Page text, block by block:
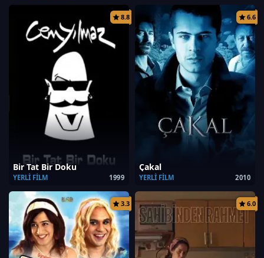
8.8
Bir Tat Bir Doku
1999
YERLI FILM
6.6
Çakal
2010
YERLI FILM
3.3 6.0